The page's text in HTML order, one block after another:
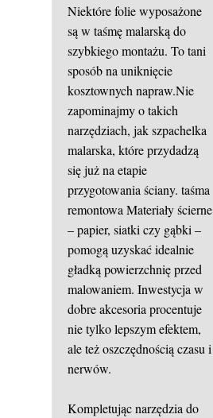
Niektóre folie wyposażone
są w taśmę malarską do
szybkiego montażu. To tani
sposób na uniknięcie
kosztownych napraw.Nie
zapominajmy o takich
narzędziach, jak szpachelka
malarska, które przydadzą
się już na etapie
przygotowania ściany. taśma
remontowa Materiały ścierne
– papier, siatki czy gąbki –
pomogą uzyskać idealnie
gładką powierzchnię przed
malowaniem. Inwestycja w
dobre akcesoria procentuje
nie tylko lepszym efektem,
ale też oszczędnością czasu i
nerwów.
Kompletując narzędzia do